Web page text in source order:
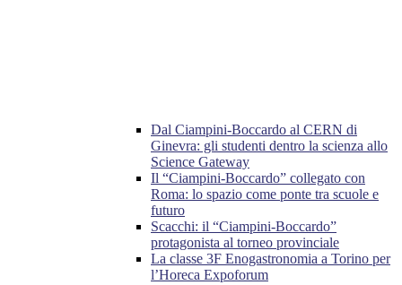
Dal Ciampini-Boccardo al CERN di
Ginevra: gli studenti dentro la scienza allo
Science Gateway
Il “Ciampini-Boccardo” collegato con
Roma: lo spazio come ponte tra scuole e
futuro
Scacchi: il “Ciampini-Boccardo”
protagonista al torneo provinciale
La classe 3F Enogastronomia a Torino per
l’Horeca Expoforum